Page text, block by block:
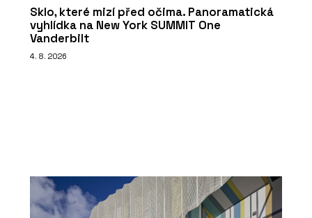
Sklo, které mizí před očima. Panoramatická
vyhlídka na New York SUMMIT One
Vanderbilt
4. 8. 2026